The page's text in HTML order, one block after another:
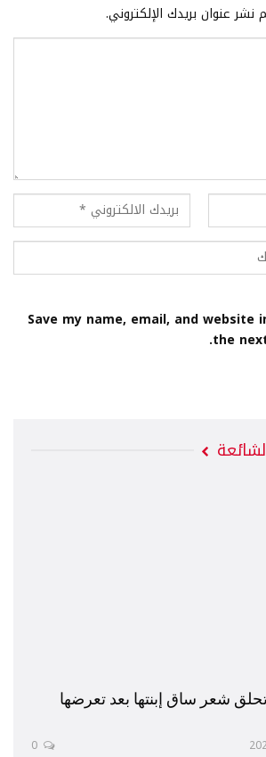
نشر عنوان بريدك الإلكتروني.
Save my name, email, and
the
شعر ساق إبنتها بعد تعرضها